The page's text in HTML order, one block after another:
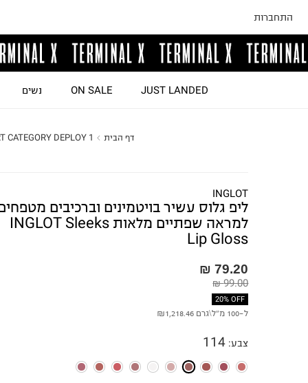
התחברות
JUST LANDED
ON SALE נשים
דף הבית CATEGORY DEPLOY 1
INGLOT
ליפ גלוס עשיר בויטמינים וברכיבים
למראה שפתיים מלאות INGLOT Sleeks
Lip Gloss
79.20 ₪
99.00 ₪
20% OFF
₪1,218.46
ל-100 מ"ל\גרם
צבע:
114